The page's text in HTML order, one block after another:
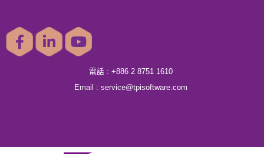
電話 : +886 2 8751 1610
Email : service@tpisoftware.com